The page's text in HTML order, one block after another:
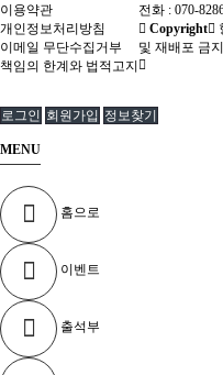
이용약관
개인정보처리방침
이메일 무단수집거부
책임의 한계와 법적고지
전화 : 070-
Copyright
및 재배포 금지
로그인 회원가입 정보찾기
MENU
홈으로
이벤트
출석부